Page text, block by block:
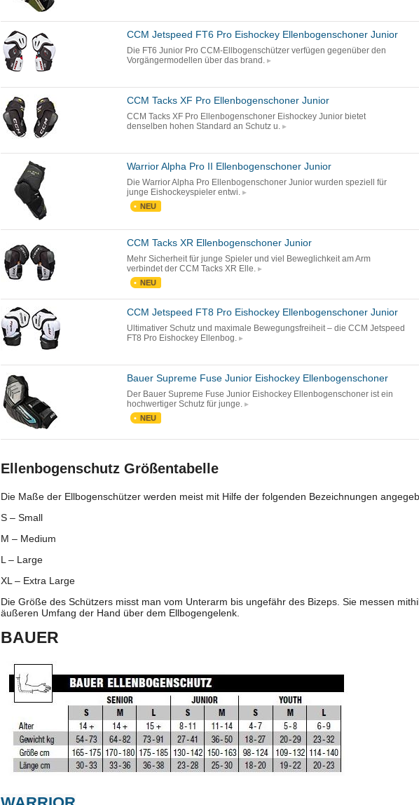
CCM Jetspeed FT6 Pro Eishockey Ellenbogenschoner Junior
Die FT6 Junior Pro CCM-Ellbogenschützer verfügen gegenüber den
Vorgängermodellen über das brand.
CCM Tacks XF Pro Ellenbogenschoner Junior
CCM Tacks XF Pro Ellenbogenschoner Eishockey Junior bietet
denselben hohen Standard an Schutz u.
Warrior Alpha Pro II Ellenbogenschoner Junior
Die Warrior Alpha Pro Ellenbogenschoner Junior wurden speziell für
junge Eishockeyspieler entwi.
NEU
CCM Tacks XR Ellenbogenschoner Junior
Mehr Sicherheit für junge Spieler und viel Beweglichkeit am Arm
verbindet der CCM Tacks XR Elle.
NEU
CCM Jetspeed FT8 Pro Eishockey Ellenbogenschoner Junior
Ultimativer Schutz und maximale Bewegungsfreiheit – die CCM Jetspeed
FT8 Pro Eishockey Ellenbog.
Bauer Supreme Fuse Junior Eishockey Ellenbogenschoner
Der Bauer Supreme Fuse Junior Eishockey Ellenbogenschoner ist ein
hochwertiger Schutz für junge.
NEU
Ellenbogenschutz Größentabelle
Die Maße der Ellbogenschützer werden meist mit Hilfe der folgenden Bezeichnungen
S – Small
M – Medium
L – Large
XL – Extra Large
Die Größe des Schützers misst man vom Unterarm bis ungefähr des Bizeps. Sie messen
äußeren Umfang der Hand über dem Ellbogengelenk.
BAUER